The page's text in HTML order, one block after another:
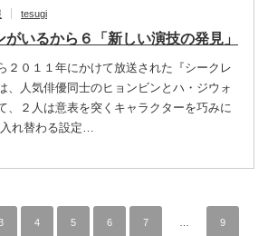
tesugi
いるから６「新しい演技の発見」
２０１１年にかけて放送された『シークレ
、人気俳優同士のヒョンビンとハ・ジウォ
、２人は意表を突くキャラクターを巧みに
れ替わる設定…
4 5 6 7 9